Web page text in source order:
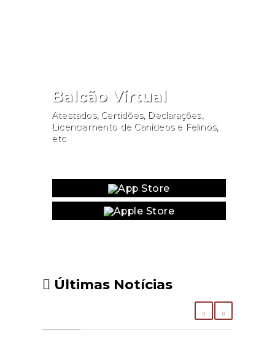
Balcão Virtual
Atestados, Certidões, Declarações,
Licenciamento de Canídeos e Felinos,
etc
Últimas Notícias